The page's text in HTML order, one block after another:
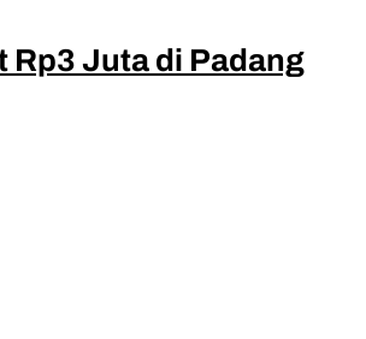
Rp3 Juta di Padang